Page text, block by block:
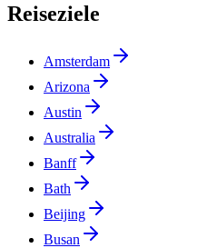
Reiseziele
Amsterdam
Arizona
Austin
Australia
Banff
Bath
Beijing
Busan